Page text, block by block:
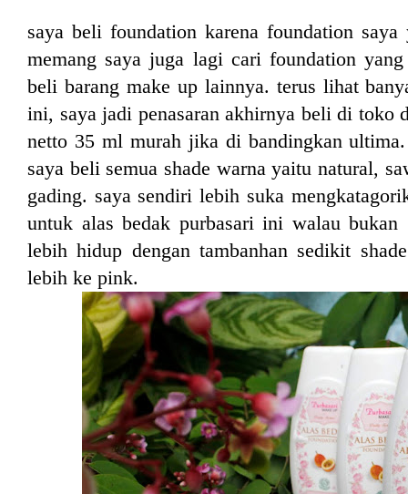
saya beli foundation karena foundation
memang saya juga lagi cari foundation
beli barang make up lainnya. terus lihat
ini, saya jadi penasaran akhirnya beli di toko
netto 35 ml murah jika di bandingkan
saya beli semua shade warna yaitu natural,
gading. saya sendiri lebih suka
untuk alas bedak purbasari ini walau
lebih hidup dengan tambanhan sedikit
lebih ke pink.